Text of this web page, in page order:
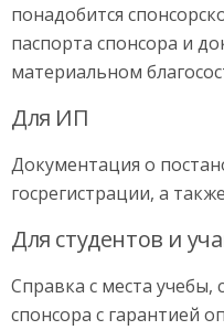
понадобится
паспорта спонсора и
материальном
Для ИП
Документация о
госрегистрации, а
Для студентов и
Справка с места учебы,
спонсора с гарантией